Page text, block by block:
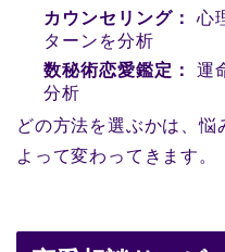
カウンセリング：
心
ターンを分析
数秘術恋愛鑑定：
運
分析
どの方法を選ぶかは、悩
よって変わってきます。